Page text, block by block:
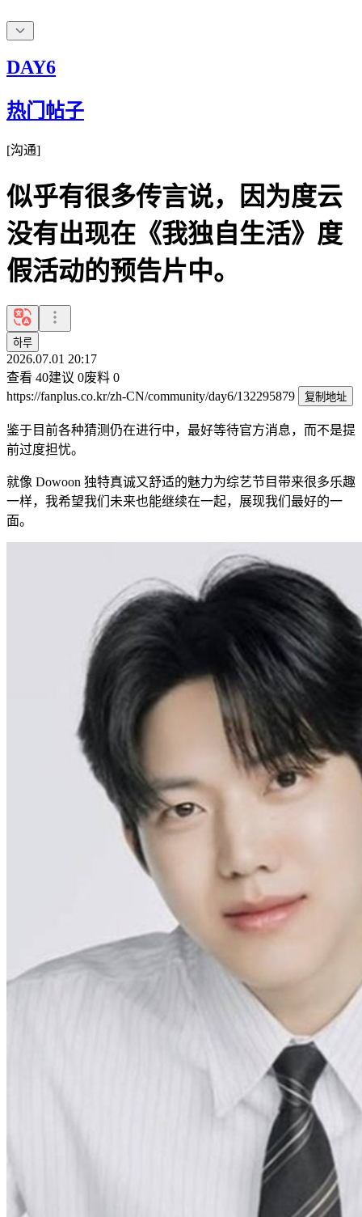
DAY6
热门帖子
[沟通]
似乎有很多传言说，因为度云
没有出现在《我独自生活》度
假活动的预告片中。
하루
2026.07.01 20:17
查看 40建议 0废料 0
https://fanplus.co.kr/zh-CN/community/day6/132295879
复制地址
鉴于目前各种猜测仍在进行中，最好等待官方消息，而不是提
前过度担忧。
就像 Dowoon 独特真诚又舒适的魅力为综艺节目带来很多乐趣
一样，我希望我们未来也能继续在一起，展现我们最好的一
面。